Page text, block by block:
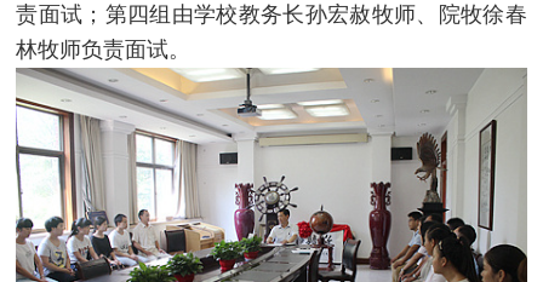
责面试；第四组由学校教务长孙宏赦牧师、院牧徐春
林牧师负责面试。